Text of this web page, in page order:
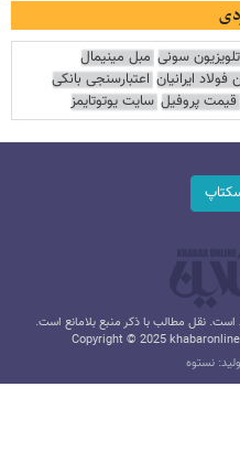
سونی مبل مینیمال
ایرانیان اعتبارسنجی بانکی
قیمت پروفیل سایت یوتوتایمز
نقل مطالب با ذکر منبع بلامانع است.
Copyright © 2025
نستوه